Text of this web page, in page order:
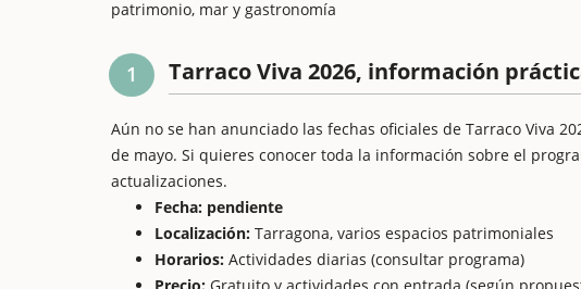
patrimonio, mar y gastronomía
1 Tarraco Viva 2026, información
Aún no se han anunciado las fechas oficiales de Tarraco Viva
de mayo. Si quieres conocer toda la información sobre el
actualizaciones.
Fecha: pendiente
Localización: Tarragona, varios espacios patrimoniales
Horarios: Actividades diarias (consultar programa)